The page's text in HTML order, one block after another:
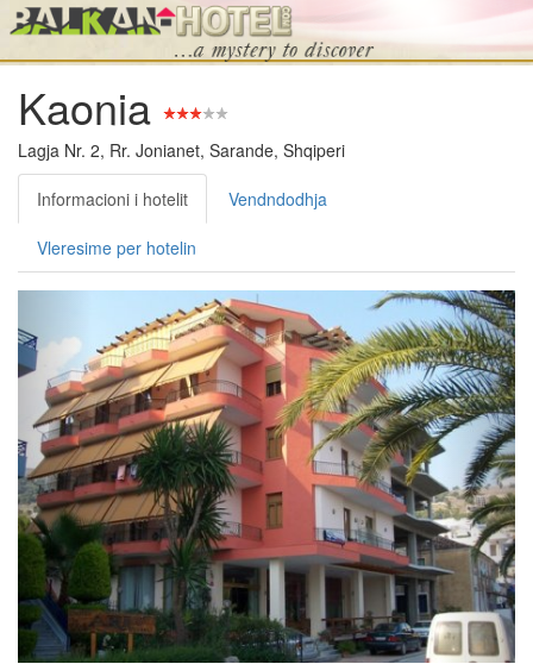
Kaonia
Lagja Nr. 2, Rr. Jonianet, Sarande, Shqiperi
Informacioni i hotelit Vendndodhja
Vleresime per hotelin